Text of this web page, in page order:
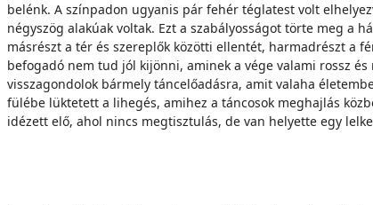
belénk. A színpadon ugyanis pár fehér téglatest volt
négyszög alakúak voltak. Ezt a szabályosságot törte meg a
másrészt a tér és szereplők közötti ellentét, harmadrészt a
befogadó nem tud jól kijönni, aminek a vége valami rossz
visszagondolok bármely táncelőadásra, amit valaha
fülébe lüktetett a lihegés, amihez a táncosok meghajlás
idézett elő, ahol nincs megtisztulás, de van helyette egy